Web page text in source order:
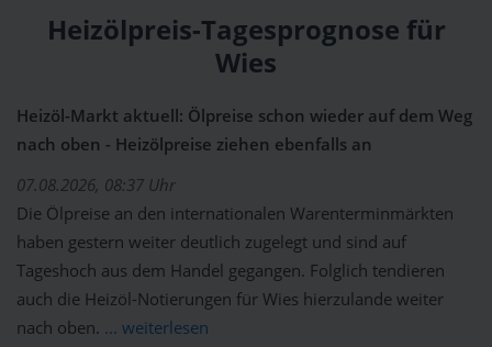
Heizölpreis-Tagesprognose für
Wies
Heizöl-Markt aktuell: Ölpreise schon wieder auf dem Weg
nach oben - Heizölpreise ziehen ebenfalls an
07.08.2026, 08:37 Uhr
Die Ölpreise an den internationalen Warenterminmärkten
haben gestern weiter deutlich zugelegt und sind auf
Tageshoch aus dem Handel gegangen. Folglich tendieren
auch die Heizöl-Notierungen für Wies hierzulande weiter
nach oben. ... weiterlesen